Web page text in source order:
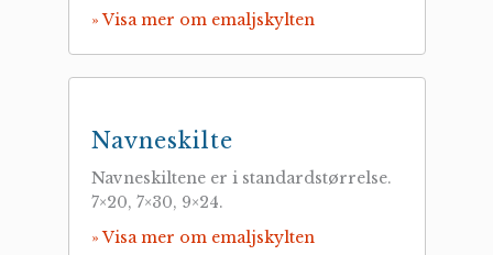
» Visa mer om emaljskylten
Navneskilte
Navneskiltene er i standardstørrelse.
7×20, 7×30, 9×24.
» Visa mer om emaljskylten